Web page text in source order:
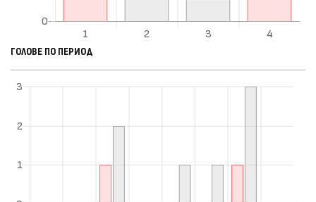
ГОЛОВЕ ПО ПЕРИОД